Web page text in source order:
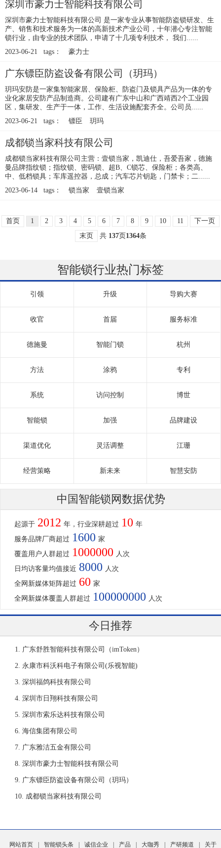
深圳市豪力士智能科技有限公司
深圳市豪力士智能科技有限公司 是一家专业从事智能防盗锁研发、生
产、销售和技术服务为一体的高新技术产业公司，十年潜心专注智能
锁行业，由专业的技术团队，申请了十几项专利技术， 我们......
2023-06-21 tags：
豪力士
广东镖臣防盗设备有限公司（玥玛）
玥玛安防是一家集智能家居、保险柜、防盗门及锁具产品为一体的专
业化家居安防产品制造商。公司建有广东中山和广西靖西2个工业园
区，集研发、生产于一体，工作、生活设施配套齐全。公司员......
2023-06-21 tags：
镖臣 玥玛
成都锁当家科技有限公司
成都锁当家科技有限公司主营：壹锁当家，凯迪仕，吾爱吾家，德施
曼品牌指纹锁；指纹锁、密码锁、超B、C锁芯、保险柜；各类高、
中、低档锁具；车库遥控器，总成；汽车芯片钥匙，门禁卡；二......
2023-06-14 tags：
锁当家 壹锁当家
首页 1 2 3 4 5 6 7 8 9 10 11
下一页
末页
共 137页1364条
智能锁行业热门标签
引领 升级 导购大赛
收官 首届 服务标准
德施曼 智能门锁 杭州
方法 涂鸦 专利
系统 访问控制 博世
智能锁 加强 品牌建设
渠道优化 灵活调整 江珊
经营策略 新未来 智慧安防
中国智能锁网数据优势
起源于 2012 年，行业深耕超过 10 年
服务品牌厂商超过 1600 家
覆盖用户人群超过 1000000 人次
日均访客量均值接近 8000 人次
全网新媒体矩阵超过 60 家
全网新媒体覆盖人群超过 100000000 人次
今日推荐
广东舒胜智能科技有限公司（imToken）
永康市科沃科电子有限公司(乐视智能)
深圳福鸽科技有限公司
深圳市日翔科技有限公司
深圳市索乐达科技有限公司
海信集团有限公司
广东雅洁五金有限公司
深圳市豪力士智能科技有限公司
广东镖臣防盗设备有限公司（玥玛）
成都锁当家科技有限公司
网站首页 智能锁头条 诚信企业 产品 大咖秀 产研频道 关于